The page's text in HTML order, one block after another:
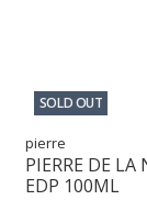
SOLD OUT
pierre
PIERRE DE
EDP 100ML